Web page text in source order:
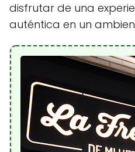
disfrutar de una
auténtica en un